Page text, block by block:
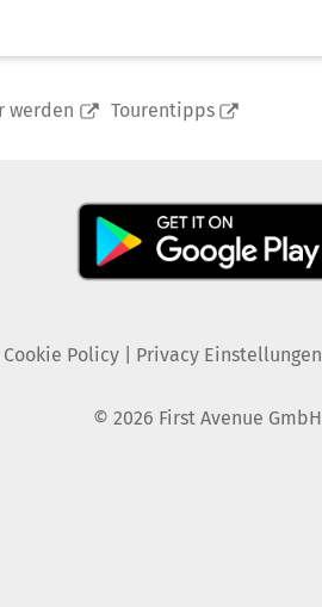
werden Tourentipps
Cookie Policy| Privacy Einstellungen
© 2026 First Avenue GmbH